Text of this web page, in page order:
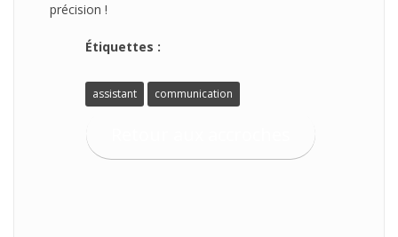
précision !
Étiquettes :
assistant communication